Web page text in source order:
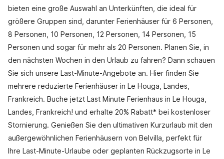
bieten eine große Auswahl an Unterkünften, die ideal für
größere Gruppen sind, darunter Ferienhäuser für 6 Personen,
8 Personen, 10 Personen, 12 Personen, 14 Personen, 15
Personen und sogar für mehr als 20 Personen. Planen Sie, in
den nächsten Wochen in den Urlaub zu fahren? Dann schauen
Sie sich unsere Last-Minute-Angebote an. Hier finden Sie
mehrere reduzierte Ferienhäuser in Le Houga, Landes,
Frankreich. Buche jetzt Last Minute Ferienhaus in Le Houga,
Landes, Frankreich! und erhalte 20% Rabatt* bei kostenloser
Stornierung. Genießen Sie den ultimativen Kurzurlaub mit den
außergewöhnlichen Ferienhäusern von Belvilla, perfekt für
Ihre Last-Minute-Urlaube oder geplanten Rückzugsorte in Le